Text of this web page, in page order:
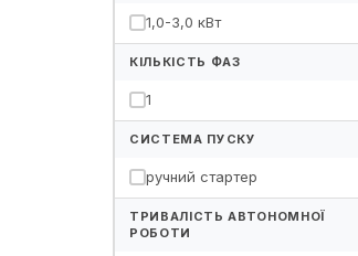
1,0-3,0 кВт
КІЛЬКІСТЬ ФАЗ
1
СИСТЕМА ПУСКУ
ручний стартер
ТРИВАЛІСТЬ АВТОНОМНОЇ
РОБОТИ